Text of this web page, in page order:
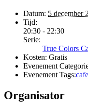
Datum: 5 december
Tijd:
20:30 - 22:30
Serie:
True Colors
Kosten: Gratis
Evenement
Evenement Tags:cafe
Organisator